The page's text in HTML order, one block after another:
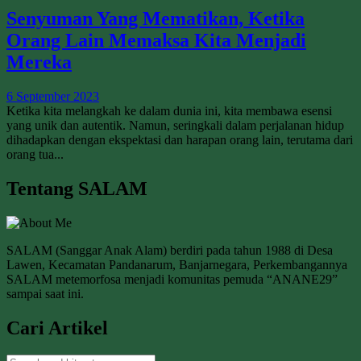
Senyuman Yang Mematikan, Ketika
Orang Lain Memaksa Kita Menjadi
Mereka
6 September 2023
Ketika kita melangkah ke dalam dunia ini, kita membawa esensi
yang unik dan autentik. Namun, seringkali dalam perjalanan hidup
dihadapkan dengan ekspektasi dan harapan orang lain, terutama dari
orang tua...
Tentang SALAM
SALAM (Sanggar Anak Alam) berdiri pada tahun 1988 di Desa
Lawen, Kecamatan Pandanarum, Banjarnegara, Perkembangannya
SALAM metemorfosa menjadi komunitas pemuda “ANANE29”
sampai saat ini.
Cari Artikel